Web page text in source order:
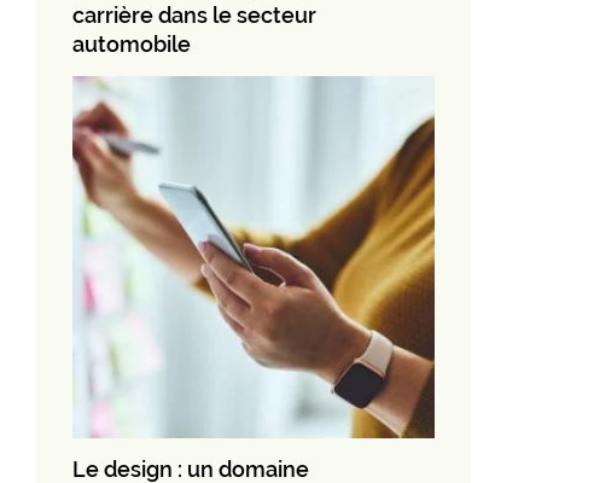
carrière dans le secteur
automobile
Le design : un domaine